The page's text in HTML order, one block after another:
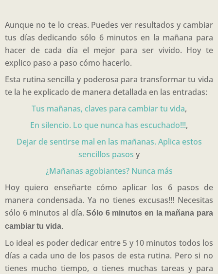
Aunque no te lo creas. Puedes ver resultados y cambiar
tus días dedicando sólo 6 minutos en la mañana para
hacer de cada día el mejor para ser vivido. Hoy te
explico paso a paso cómo hacerlo.
Esta rutina sencilla y poderosa para transformar tu vida
te la he explicado de manera detallada en las entradas:
Tus mañanas, claves para cambiar tu vida,
En silencio. Lo que nunca has escuchado!!!,
Dejar de sentirse mal en las mañanas. Aplica estos
sencillos pasos y
¿Mañanas agobiantes? Nunca más
Hoy quiero enseñarte cómo aplicar los 6 pasos de
manera condensada. Ya no tienes excusas!!! Necesitas
sólo 6 minutos al día.Sólo 6 minutos en la mañana para
cambiar tu vida.
Lo ideal es poder dedicar entre 5 y 10 minutos todos los
días a cada uno de los pasos de esta rutina. Pero si no
tienes mucho tiempo, o tienes muchas tareas y para